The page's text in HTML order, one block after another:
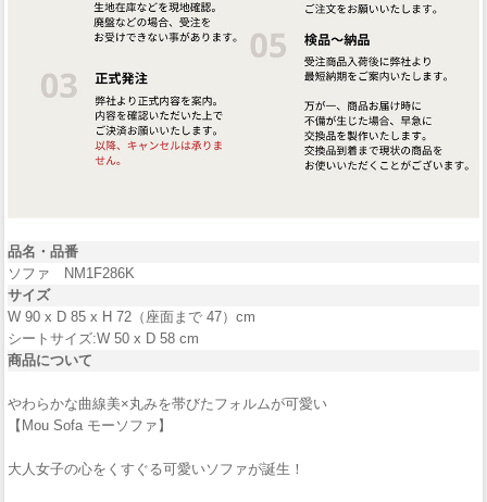
品名・品番
ソファ NM1F286K
サイズ
W 90 x D 85 x H 72（座面まで 47）cm
シートサイズ:W 50 x D 58 cm
商品について
やわらかな曲線美×丸みを帯びたフォルムが可愛い
【Mou Sofa モーソファ】
大人女子の心をくすぐる可愛いソファが誕生！